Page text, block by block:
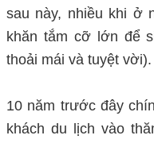
sau này, nhiều khi ở
khăn tắm cỡ lớn để
thoải mái và tuyệt vời).
10 năm trước đây
khách du lịch vào